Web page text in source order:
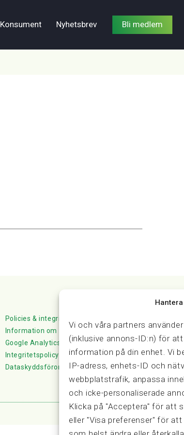
Vi och våra partners
(inklusive annons-ID:n) för
information på din enhet. Vi
IP-adress, enhets-ID och
webbplatstrafik, anpassa
och icke-personaliserade
Klicka på "Acceptera" för att
eller "Visa preferenser" för
Konsument Nyhetsbrev Bli medlem
Policies & integritet
Information om Cookie-hantering och
Google Analytics
Integritetspolicy
Dataskyddsförordningen
FRN,